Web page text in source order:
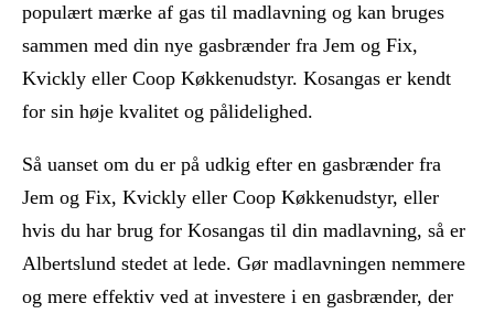
populært mærke af gas til madlavning og kan bruges
sammen med din nye gasbrænder fra Jem og Fix,
Kvickly eller Coop Køkkenudstyr. Kosangas er kendt
for sin høje kvalitet og pålidelighed.
Så uanset om du er på udkig efter en gasbrænder fra
Jem og Fix, Kvickly eller Coop Køkkenudstyr, eller
hvis du har brug for Kosangas til din madlavning, så er
Albertslund stedet at lede. Gør madlavningen nemmere
og mere effektiv ved at investere i en gasbrænder, der